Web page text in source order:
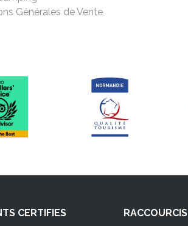
Générales de Vente
CERTIFIES RACCOURCIS